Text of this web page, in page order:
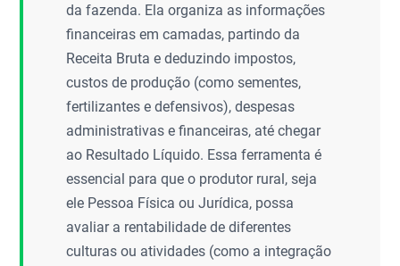
da fazenda. Ela organiza as informações
financeiras em camadas, partindo da
Receita Bruta e deduzindo impostos,
custos de produção (como sementes,
fertilizantes e defensivos), despesas
administrativas e financeiras, até chegar
ao Resultado Líquido. Essa ferramenta é
essencial para que o produtor rural, seja
ele Pessoa Física ou Jurídica, possa
avaliar a rentabilidade de diferentes
culturas ou atividades (como a integração